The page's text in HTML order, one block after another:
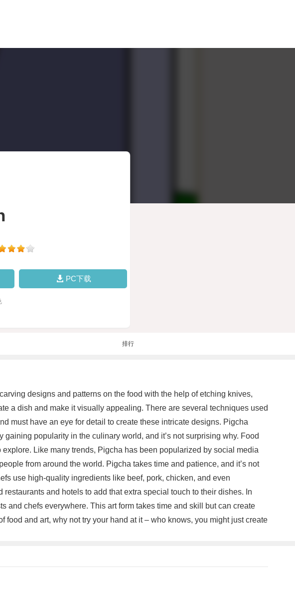
PC下载
排行
designs and patterns on the food with the help of etching knives,
a dish and make it visually appealing. There are several techniques used
must have an eye for detail to create these intricate designs. Pigcha
popularity in the culinary world, and it’s not surprising why. Food
Like many trends, Pigcha has been popularized by social media
from around the world. Pigcha takes time and patience, and it’s not
use high-quality ingredients like beef, pork, chicken, and even
and hotels to add that extra special touch to their dishes. In
and chefs everywhere. This art form takes time and skill but can create
and art, why not try your hand at it – who knows, you might just create